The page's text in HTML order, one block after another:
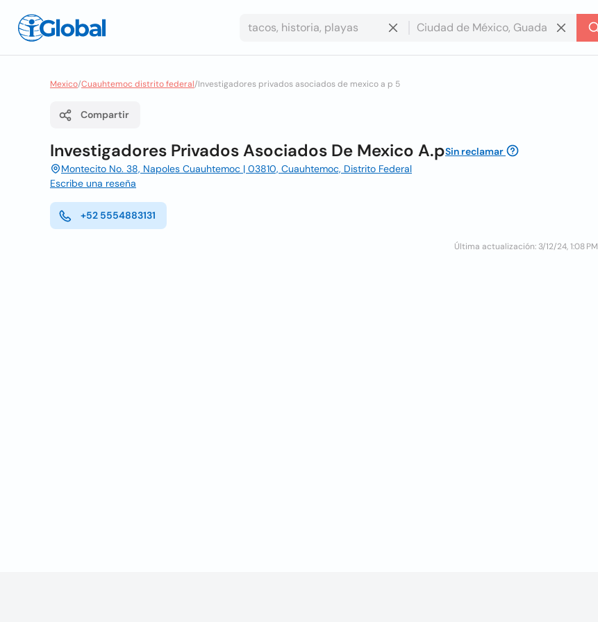
Mexico/Cuauhtemoc distrito federal/Investigadores privados asociados de mexico a p 5
Compartir
Investigadores Privados Asociados De Mexico A.pSin reclamar
Montecito No. 38, Napoles Cuauhtemoc | 03810, Cuauhtemoc, Distrito Federal
Escribe una reseña
+52 5554883131
Última actualización: 3/12/24, 1:08 PM